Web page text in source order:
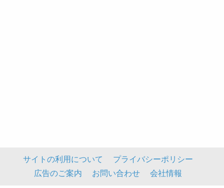
サイトの利用について
プライバシーポリシー
広告のご案内
お問い合わせ 会社情報